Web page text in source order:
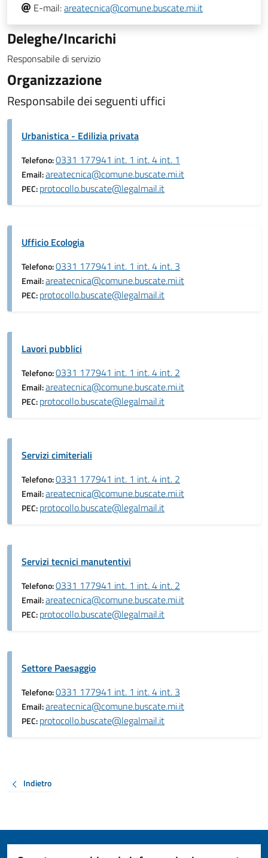
E-mail:areatecnica@comune.buscate.mi.it
Deleghe/Incarichi
Responsabile di servizio
Organizzazione
Responsabile dei seguenti uffici
Urbanistica - Edilizia privata
Telefono:0331 177941 int. 1 int. 4 int. 1
Email:areatecnica@comune.buscate.mi.it
PEC:protocollo.buscate@legalmail.it
Ufficio Ecologia
Telefono:0331 177941 int. 1 int. 4 int. 3
Email:areatecnica@comune.buscate.mi.it
PEC:protocollo.buscate@legalmail.it
Lavori pubblici
Telefono:0331 177941 int. 1 int. 4 int. 2
Email:areatecnica@comune.buscate.mi.it
PEC:protocollo.buscate@legalmail.it
Servizi cimiteriali
Telefono:0331 177941 int. 1 int. 4 int. 2
Email:areatecnica@comune.buscate.mi.it
PEC:protocollo.buscate@legalmail.it
Servizi tecnici manutentivi
Telefono:0331 177941 int. 1 int. 4 int. 2
Email:areatecnica@comune.buscate.mi.it
PEC:protocollo.buscate@legalmail.it
Settore Paesaggio
Telefono:0331 177941 int. 1 int. 4 int. 3
Email:areatecnica@comune.buscate.mi.it
PEC:protocollo.buscate@legalmail.it
Indietro